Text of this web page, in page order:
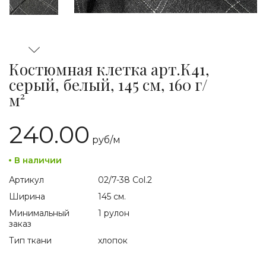
Костюмная клетка арт.К41,
серый, белый, 145 см, 160 г/
м²
240.00 руб/м
В наличии
Артикул
02/7-38 Col.2
Ширина
145 см.
Минимальный
заказ
1 рулон
Тип ткани хлопок